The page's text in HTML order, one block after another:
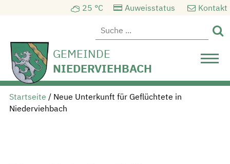
Auweisstatus Kontakt

25 °C
GEMEINDE
NIEDERVIEHBACH
Startseite / Neue Unterkunft für Geflüchtete in
Niederviehbach